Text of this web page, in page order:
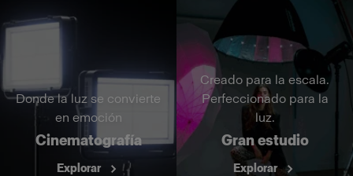
Donde la luz se convierte
en emoción
Cinematografía
Explorar
Creado para la escala.
Perfeccionado para la
luz.
Gran estudio
Explorar